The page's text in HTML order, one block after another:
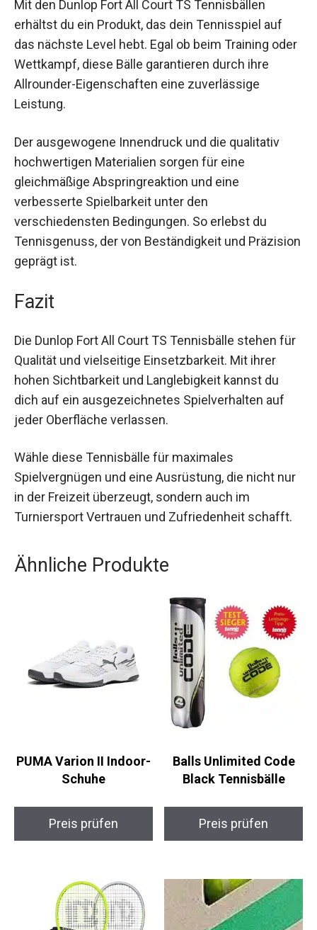
Nutzen und Anwendungen
Mit den Dunlop Fort All Court TS Tennisbällen
erhältst du ein Produkt, das dein Tennisspiel auf
das nächste Level hebt. Egal ob beim Training
oder Wettkampf, diese Bälle garantieren durch
ihre Allrounder-Eigenschaften eine zuverlässige
Leistung.
Der ausgewogene Innendruck und die qualitativ
hochwertigen Materialien sorgen für eine
gleichmäßige Abspringreaktion und eine
verbesserte Spielbarkeit unter den
verschiedensten Bedingungen. So erlebst du
Präzision geprägt ist.
Fazit
Die Dunlop Fort All Court TS Tennisbälle stehen
für Qualität und vielseitige Einsetzbarkeit. Mit
ihrer hohen Sichtbarkeit und Langlebigkeit kannst
du dich auf ein ausgezeichnetes Spielverhalten
auf jeder Oberfläche verlassen.
Wähle diese Tennisbälle für maximales
Spielvergnügen und eine Ausrüstung, die nicht
Turniersport Vertrauen und Zufriedenheit schafft.
PUMA Varion II
Indoor-Schuhe
Balls Unlimited Code
Black Tennisbälle